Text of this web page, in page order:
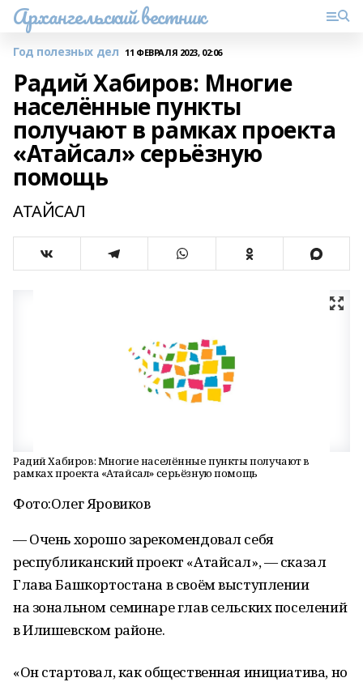
Архангельский вестник
Год полезных дел 11 ФЕВРАЛЯ 2023, 02:06
Радий Хабиров: Многие
населённые пункты
получают в рамках проекта
«Атайсал» серьёзную
помощь
АТАЙСАЛ
Радий Хабиров: Многие населённые пункты получают в
рамках проекта «Атайсал» серьёзную помощь
Фото:Олег Яровиков
— Очень хорошо зарекомендовал себя
республиканский проект «Атайсал», — сказал
Глава Башкортостана в своём выступлении
на зональном семинаре глав сельских поселений
в Илишевском районе.
«Он стартовал, как общественная инициатива, но